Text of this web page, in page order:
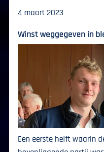
4 maart 2023
Winst weggegeven in
Een eerste helft waarin